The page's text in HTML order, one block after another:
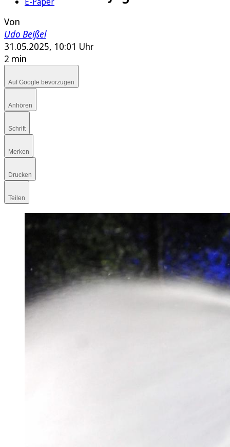
Von
Udo Beißel
31.05.2025, 10:01 Uhr
2 min
Auf Google bevorzugen
Anhören
Schrift
Merken
Drucken
Teilen